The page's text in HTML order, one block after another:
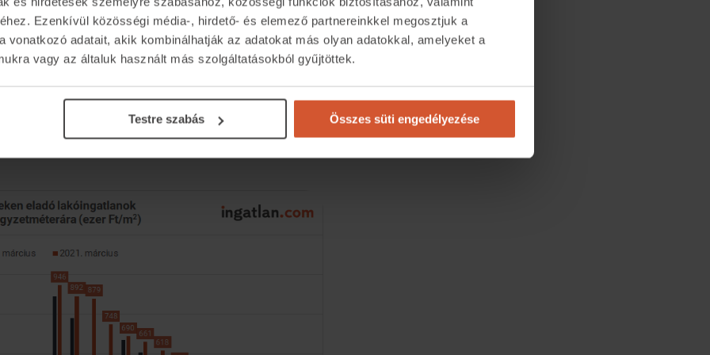
Ezenkívül közösségi média-, hirdető- és elemező partnereinkkel megosztjuk a
vonatkozó adatait, akik kombinálhatják az adatokat más olyan adatokkal, amelyeket a
vagy az általuk használt más szolgáltatásokból gyűjtöttek.
Testre szabás Összes süti engedélyezése
tett ki. A legmagasabb árAlsóörshözköthető,
legalacsonyabb, 400 ezer forint alatti
A Balaton déli partján, vagyis a Somogy
635 ezer forintra rúgott. A toplistát
átlagos négyzetméterárral, a legolcsóbbak
357 ezer forintot kérnek az